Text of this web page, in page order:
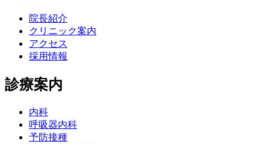
院長紹介
クリニック案内
アクセス
採用情報
診療案内
内科
呼吸器内科
予防接種